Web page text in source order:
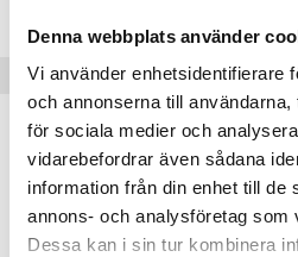
Denna webbplats använder
Vi använder enhetsidentifierare
och annonserna till
för sociala medier och
vidarebefordrar även sådana
information från din enhet till de
annons- och analysföretag som
Dessa kan i sin tur kombinera
Vinkkejä